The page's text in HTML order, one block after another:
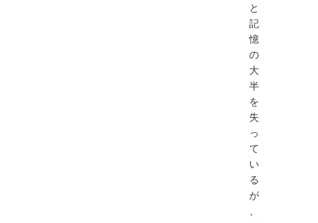
と
記
憶
の
大
半
を
失
っ
て
い
る
が
、